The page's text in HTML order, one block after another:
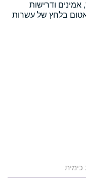
אמינים ודרישות
בלחץ של עשרות
כימית